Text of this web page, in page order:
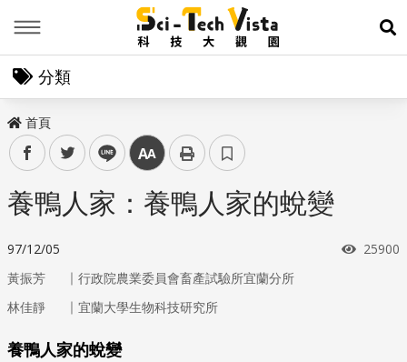
展
分類
首頁
facebooktwitter line 中
養鴨人家：養鴨人家的蛻變
97/12/05 瀏覽次
25900
黃振芳 ｜ 行政院農業委員會畜產試驗所宜蘭分所
林佳靜
｜ 宜蘭大學生物科技研究所
養鴨人家的蛻變